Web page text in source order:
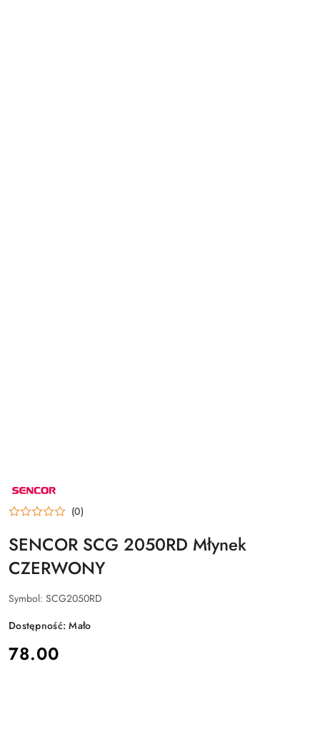
NAZWA
PRODUCENTA:
SENCOR (0)
SENCOR SCG 2050RD Młynek
CZERWONY
Symbol: SCG2050RD
Dostępność:Mało
cena:
78.00